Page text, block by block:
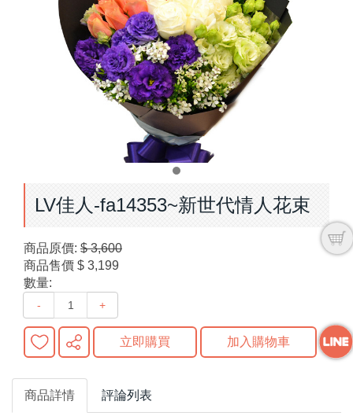
LV佳人-fa14353~新世代情人花束
商品原價: $ 3,600
商品售價 $ 3,199
數量:
- +
立即購買 加入購物車
商品詳情 評論列表